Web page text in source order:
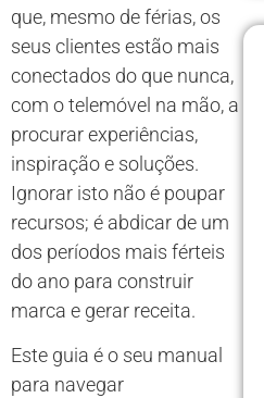
que, mesmo de férias, os
seus clientes estão mais
conectados do que nunca,
com o telemóvel na mão, a
procurar experiências,
inspiração e soluções.
Ignorar isto não é poupar
recursos; é abdicar de um
dos períodos mais férteis
do ano para construir
marca e gerar receita.
Este guia é o seu manual
para navegar